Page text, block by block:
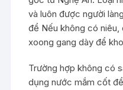
và luôn được người
để Nếu không có niêu,
xoong gang dày để
Trường hợp không có
dụng nước mắm cốt